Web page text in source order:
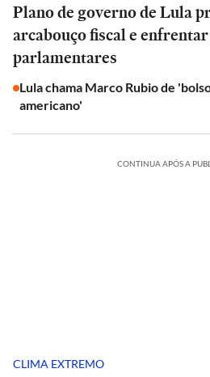
Plano de governo de Lula
arcabouço fiscal e
parlamentares
Lula chama Marco Rubio de
americano'
CONTINUA APÓS A
CLIMA EXTREMO